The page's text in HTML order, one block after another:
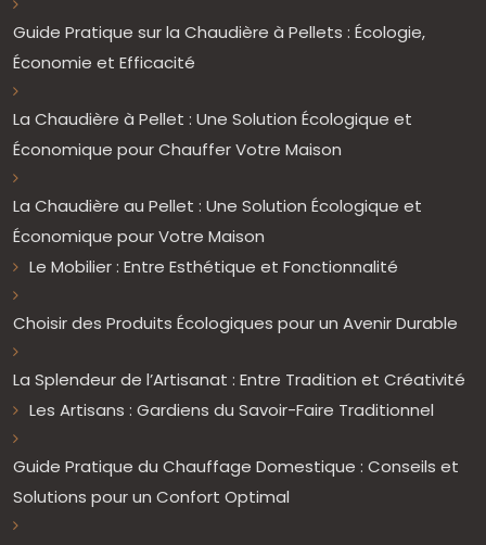
Guide Pratique sur la Chaudière à Pellets : Écologie,
Économie et Efficacité
La Chaudière à Pellet : Une Solution Écologique et
Économique pour Chauffer Votre Maison
La Chaudière au Pellet : Une Solution Écologique et
Économique pour Votre Maison
Le Mobilier : Entre Esthétique et Fonctionnalité
Choisir des Produits Écologiques pour un Avenir Durable
La Splendeur de l’Artisanat : Entre Tradition et Créativité
Les Artisans : Gardiens du Savoir-Faire Traditionnel
Guide Pratique du Chauffage Domestique : Conseils et
Solutions pour un Confort Optimal